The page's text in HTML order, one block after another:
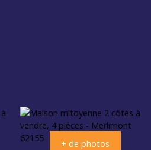
+ de photos